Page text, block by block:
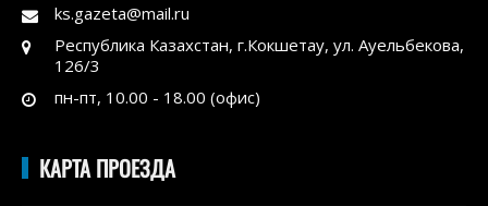
ks.gazeta@mail.ru
Республика Казахстан, г.Кокшетау, ул. Ауельбекова,
126/3
пн-пт, 10.00 - 18.00 (офис)
КАРТА ПРОЕЗДА